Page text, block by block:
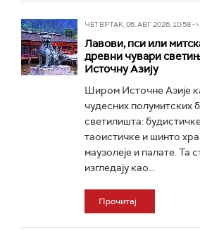
ЧЕТВРТАК, 06. АВГ 2026, 10:58 ->
Лавови, пси или
древни чувари
Источну Азију
Широм Источне Азије
чудесних полумитских
светилишта:
таоистичке и шинто
маузолеје и палате. Та
изгледају као...
Прочитај